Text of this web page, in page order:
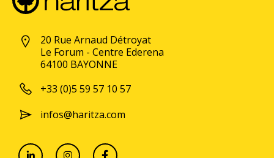
20 Rue Arnaud Détroyat
Le Forum - Centre Ederena
64100 BAYONNE
+33 (0)5 59 57 10 57
infos@haritza.com